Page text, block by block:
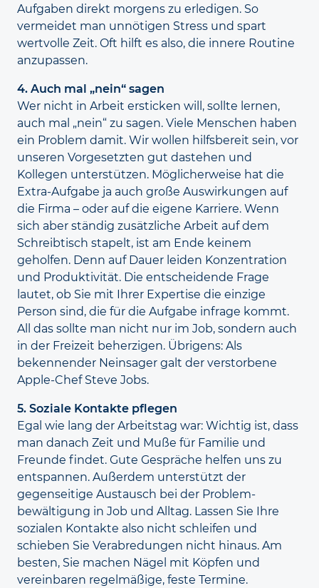
Aufgaben direkt morgens zu erledigen. So
vermeidet man unnötigen Stress und spart
wertvolle Zeit. Oft hilft es also, die innere Routine
anzupassen.
4. Auch mal „nein“ sagen
Wer nicht in Arbeit ersticken will, sollte lernen,
auch mal „nein“ zu sagen. Viele Menschen haben
ein Problem damit. Wir wollen hilfsbereit sein, vor
unseren Vorgesetzten gut dastehen und
Kollegen unterstützen. Möglicher­weise hat die
Extra-Aufgabe ja auch große Aus­wirkungen auf
die Firma – oder auf die eigene Karriere. Wenn
sich aber ständig zusätzliche Arbeit auf dem
Schreibtisch stapelt, ist am Ende keinem
geholfen. Denn auf Dauer leiden Konzentration
und Produktivität. Die entscheidende Frage
lautet, ob Sie mit Ihrer Expertise die einzige
Person sind, die für die Aufgabe infrage kommt.
All das sollte man nicht nur im Job, sondern auch
in der Freizeit beherzigen. Übrigens: Als
bekennender Neinsager galt der verstorbene
Apple-Chef Steve Jobs.
5. Soziale Kontakte pflegen
Egal wie lang der Arbeitstag war: Wichtig ist, dass
man danach Zeit und Muße für Familie und
Freunde findet. Gute Gespräche helfen uns zu
entspannen. Außerdem unterstützt der
gegenseitige Austausch bei der Problem­
bewältigung in Job und Alltag. Lassen Sie Ihre
sozialen Kontakte also nicht schleifen und
schieben Sie Verabredungen nicht hinaus. Am
besten, Sie machen Nägel mit Köpfen und
vereinbaren regelmäßige, feste Termine.